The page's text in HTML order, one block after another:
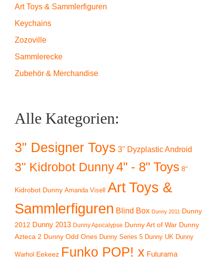
Art Toys & Sammlerfiguren
Keychains
Zozoville
Sammlerecke
Zubehör & Merchandise
Alle Kategorien:
3" Designer Toys 3" Dyzplastic Android
3" Kidrobot Dunny4" - 8" Toys 8"
Kidrobot Dunny Amanda Visell
Art Toys &
Sammlerfiguren Blind Box Dunny 2011
Dunny
2012 Dunny 2013 Dunny Apocalypse Dunny Art of War Dunny
Azteca 2 Dunny Odd Ones Dunny Series 5 Dunny UK Dunny
Warhol Eekeez Funko POP! x Futurama